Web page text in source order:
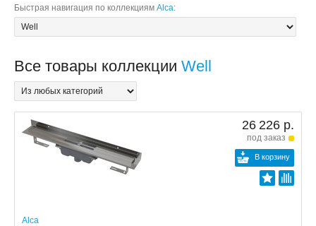
Быстрая навигация по коллекциям Alca:
Все товары коллекции Well
26 226 р.
под заказ
В корзину
Alca